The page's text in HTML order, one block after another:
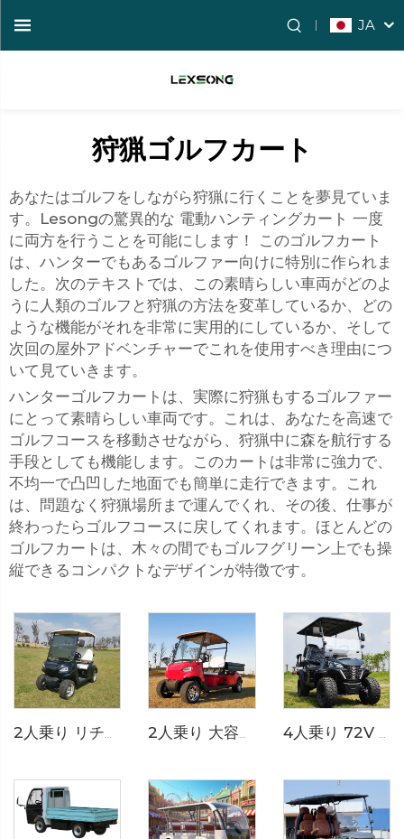
JA
狩猟ゴルフカート
あなたはゴルフをしながら狩猟に行くことを夢見ていま
す。Lesongの驚異的な 電動ハンティングカート 一度
に両方を行うことを可能にします！ このゴルフカート
は、ハンターでもあるゴルファー向けに特別に作られま
した。次のテキストでは、この素晴らしい車両がどのよ
うに人類のゴルフと狩猟の方法を変革しているか、どの
ような機能がそれを非常に実用的にしているか、そして
次回の屋外アドベンチャーでこれを使用すべき理由につ
いて見ていきます。
ハンターゴルフカートは、実際に狩猟もするゴルファー
にとって素晴らしい車両です。これは、あなたを高速で
ゴルフコースを移動させながら、狩猟中に森を航行する
手段としても機能します。このカートは非常に強力で、
不均一で凸凹した地面でも簡単に走行できます。これ
は、問題なく狩猟場所まで運んでくれ、その後、仕事が
終わったらゴルフコースに戻してくれます。ほとんどの
ゴルフカートは、木々の間でもゴルフグリーン上でも操
縦できるコンパクトなデザインが特徴です。